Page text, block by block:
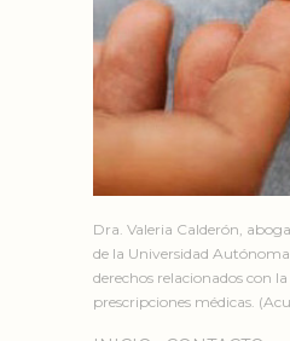
Dra. Valeria Calderón,
de la Universidad
derechos relacionados con
prescripciones médicas.